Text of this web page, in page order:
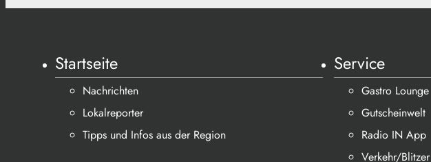
Startseite
Nachrichten
Lokalreporter
Tipps und Infos aus der Region
Service
Gastro Lounge
Gutscheinwelt
Radio IN App
Verkehr/Blitzer